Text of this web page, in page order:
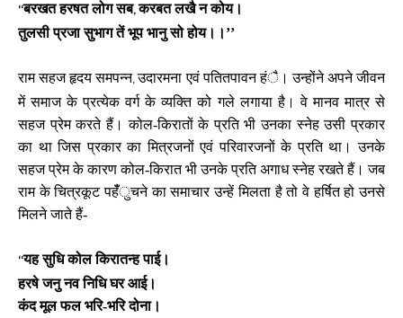
‘‘बरखत हरषत लोग सब, करबत लखै न कोय।
तुलसी प्रजा सुभाग तें भूप भानु सो होय।।’’
राम सहज हृदय समपन्न,उदारमना एवं पतितपावन हंै। उन्होंने अपने जीवन
में समाज के प्रत्येक वर्ग के व्यक्ति को गले लगाया है। वे मानव मात्र से
सहज प्रेम करते हैं। कोल-किरातों के प्रति भी उनका स्नेह उसी प्रकार
का था जिस प्रकार का मित्रजनों एवं परिवारजनों के प्रति था। उनके
सहज प्रेम के कारण कोल-किरात भी उनके प्रति अगाध स्नेह रखते हैं। जब
राम के चित्रकूट पहॅंँुचने का समाचार उन्हें मिलता है तो वे हर्षित हो उनसे
मिलने जाते हैं-
‘‘यह सुधि कोल किरातन्ह पाई।
हरषे जनु नव निधि घर आई।
कंद मूल फल भरि-भरि दोना।